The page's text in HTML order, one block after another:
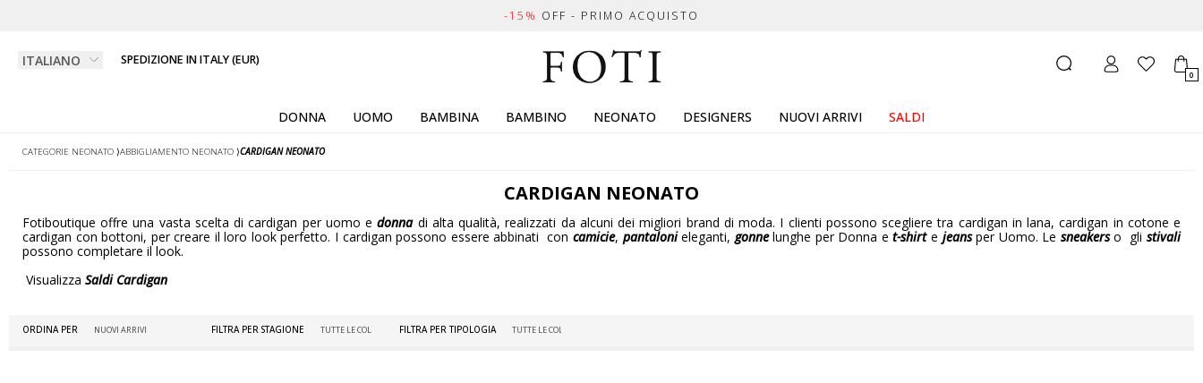
-15% OFF - PRIMO ACQUISTO
SPEDIZIONE IN ITALY (EUR)
0
DONNA UOMO BAMBINA BAMBINO NEONATO DESIGNERS NUOVI ARRIVI SALDI
CATEGORIE NEONATO ⟩ABBIGLIAMENTO NEONATO ⟩CARDIGAN NEONATO
CARDIGAN NEONATO
Fotiboutique offre una vasta scelta di cardigan per uomo edonnadi alta qualità, realizzati da alcuni dei migliori brand di moda. I clienti possono scegliere tra cardigan in lana, cardigan in cotone e
cardigan con bottoni, per creare il loro look perfetto. I cardigan possono essere abbinati con camicie, pantalonieleganti,gonnelunghe per Donna et-shirte jeansper Uomo. Le sneakerso glistivali
possono completare il look.
Visualizza Saldi Cardigan
ORDINA PER FILTRA PER STAGIONE FILTRA PER TIPOLOGIA